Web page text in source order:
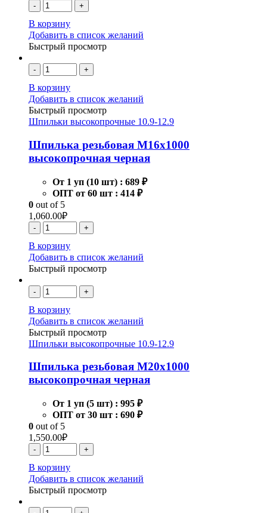
- +
В корзину
Добавить в список желаний
Быстрый просмотр
- +
В корзину
Добавить в список желаний
Быстрый просмотр
Шпильки высокопрочные 10.9-12.9
Шпилька резьбовая М16х1000
высокопрочная черная
От 1 уп (10 шт) : 689 ₽
ОПТ от 60 шт : 414 ₽
0 out of 5
1,060.00₽
- +
В корзину
Добавить в список желаний
Быстрый просмотр
- +
В корзину
Добавить в список желаний
Быстрый просмотр
Шпильки высокопрочные 10.9-12.9
Шпилька резьбовая М20х1000
высокопрочная черная
От 1 уп (5 шт) : 995 ₽
ОПТ от 30 шт : 690 ₽
0 out of 5
1,550.00₽
- +
В корзину
Добавить в список желаний
Быстрый просмотр